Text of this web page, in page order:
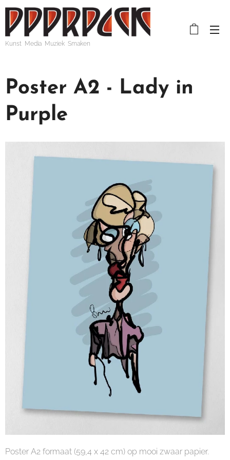
Kunst Media Muziek Smaken
Poster A2 - Lady in
Purple
Poster A2 formaat (59,4 x 42 cm) op mooi zwaar papier.